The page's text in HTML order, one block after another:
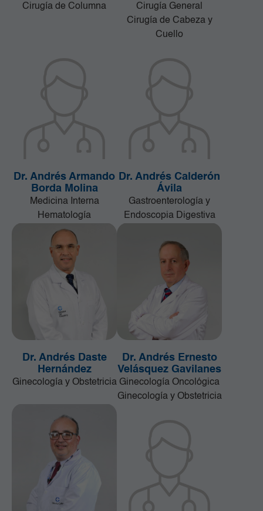
Cirugía de Columna
Cirugía General
Cirugía de Cabeza y
Cuello
Dr. Andrés Armando
Borda Molina
Medicina Interna
Hematología
Dr. Andrés Calderón
Ávila
Gastroenterología y
Endoscopia Digestiva
Dr. Andrés Daste
Hernández
Ginecología y Obstetricia
Dr. Andrés Ernesto
Velásquez Gavilanes
Ginecología Oncológica
Ginecología y Obstetricia